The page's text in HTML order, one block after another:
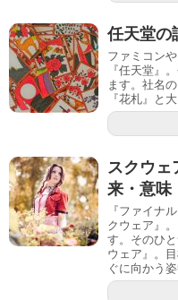
任天堂の
ファミコン
『任天堂』
ます。社名
『花札』と
スクウェ
来・意味
『ファイナ
クウェア』
す。そのひ
ウェア』。
ぐに向かう